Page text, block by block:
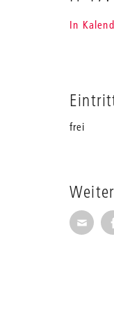
In
frei